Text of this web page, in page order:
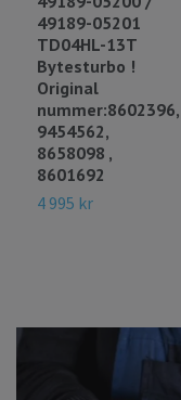
49189-05201
TD04HL-13T
Bytesturbo !
Original
nummer:8602396,
9454562,
8658098 ,
8601692
4 995 kr